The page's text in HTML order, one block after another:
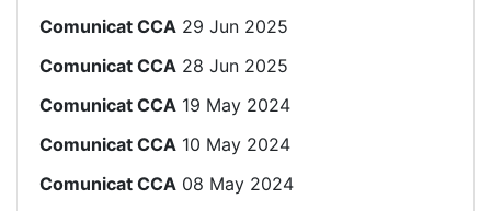
Comunicat CCA 29 Jun 2025
Comunicat CCA 28 Jun 2025
Comunicat CCA 19 May 2024
Comunicat CCA 10 May 2024
Comunicat CCA 08 May 2024